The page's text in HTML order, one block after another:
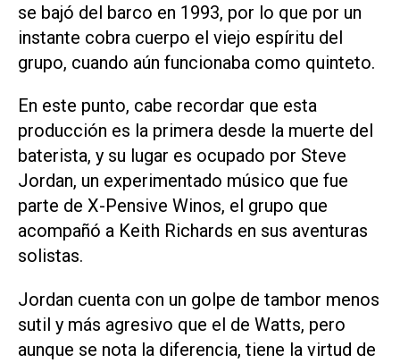
se bajó del barco en 1993, por lo que por un
instante cobra cuerpo el viejo espíritu del
grupo, cuando aún funcionaba como quinteto.
En este punto, cabe recordar que esta
producción es la primera desde la muerte del
baterista, y su lugar es ocupado por Steve
Jordan, un experimentado músico que fue
parte de X-Pensive Winos, el grupo que
acompañó a Keith Richards en sus aventuras
solistas.
Jordan cuenta con un golpe de tambor menos
sutil y más agresivo que el de Watts, pero
aunque se nota la diferencia, tiene la virtud de